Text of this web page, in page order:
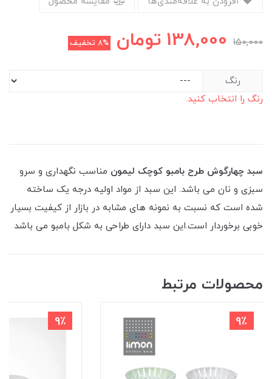
150,000
138,000 تومان 8% تخفیف
رنگ
رنگ را انتخاب کنید.
سبد چهارگوش طرح بامبو کوچک لیمون مناسب نگهداری و سرو
سبزی و نان می باشد. این سبد از مواد اولیه درجه یک ساخته
شده است که نسبت به نمونه های مشابه در بازار از کیفیت بسیار
خوبی برخوردار است.این سبد دارای طراحی به شکل بامبو می باشد
محصولات مرتبط
9٪ 9٪